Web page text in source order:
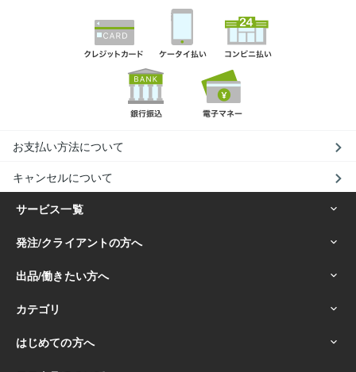
お支払い方法について
キャンセルについて